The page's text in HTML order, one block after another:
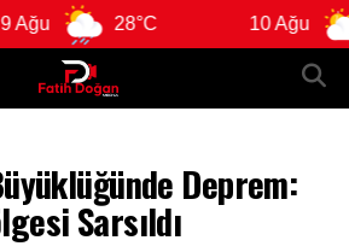
28°C 10 Ağu
Deprem:
Sarsıldı